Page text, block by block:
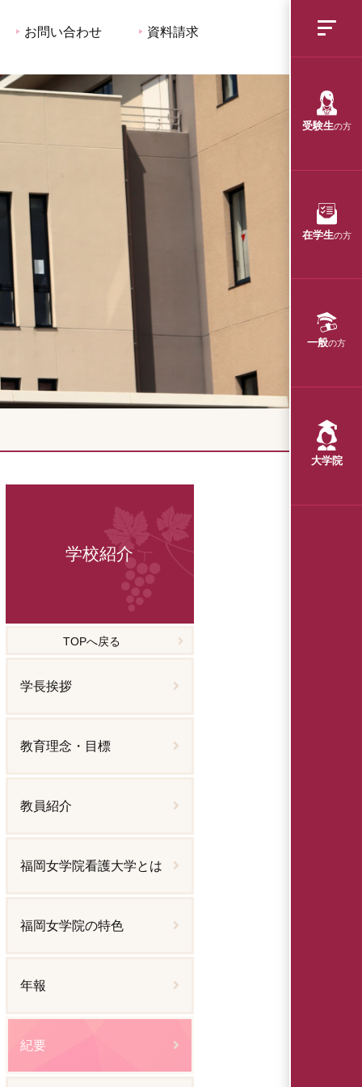
受験生の方
在学生の方
一般の方
大学院
お問い合わせ 資料請求
学校紹介
TOPへ戻る
学長挨拶
教育理念・目標
教員紹介
福岡女学院看護大学とは
福岡女学院の特色
年報
紀要